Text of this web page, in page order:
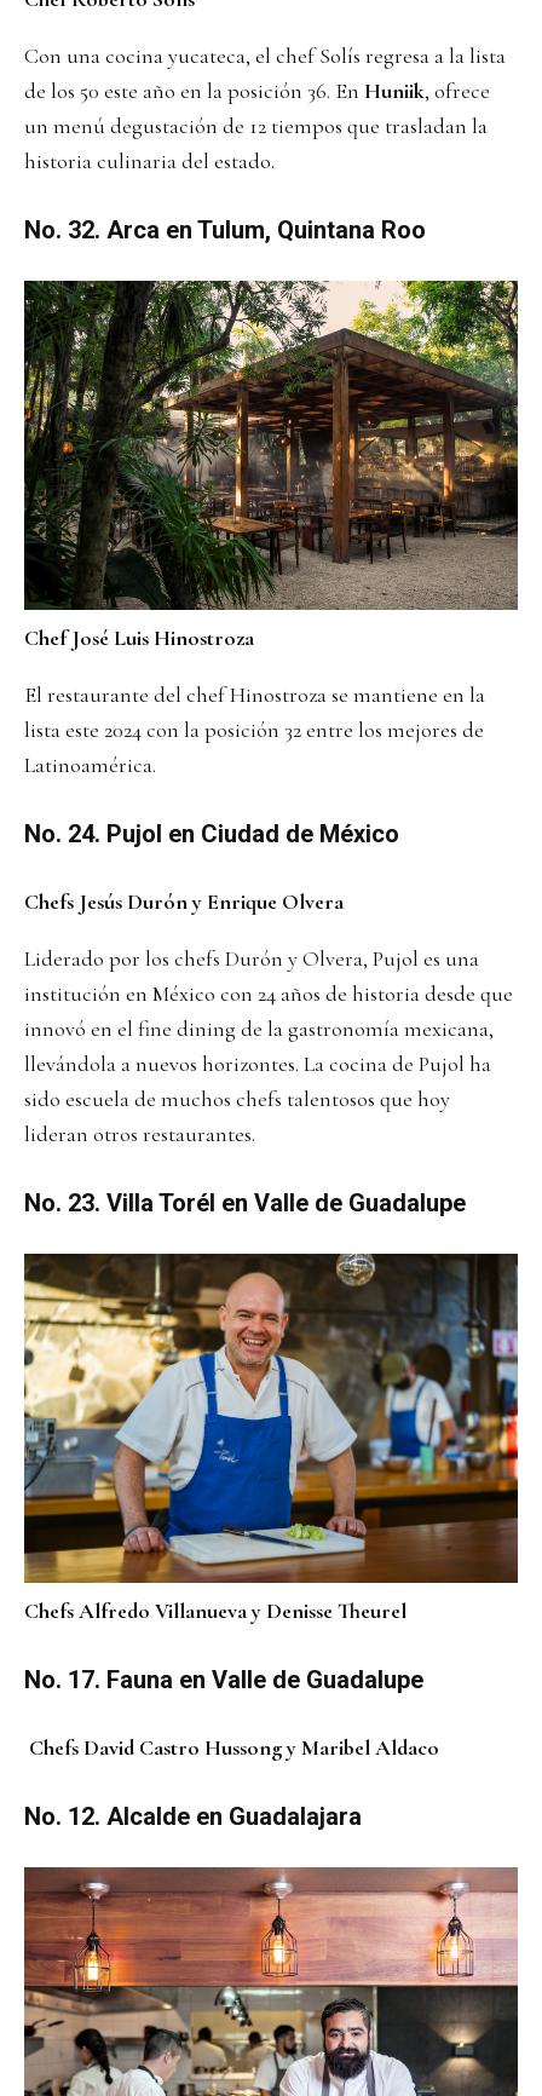
Con una cocina yucateca, el chef Solís regresa a la lista
de los 50 este año en la posición 36. En Huniik, ofrece
un menú degustación de 12 tiempos que trasladan la
historia culinaria del estado.
No. 32. Arca en Tulum, Quintana Roo
Chef José Luis Hinostroza
El restaurante del chef Hinostroza se mantiene en la
lista este 2024 con la posición 32 entre los mejores de
Latinoamérica.
No. 24. Pujol en Ciudad de México
Chefs Jesús Durón y Enrique Olvera
Liderado por los chefs Durón y Olvera, Pujol es una
institución en México con 24 años de historia desde que
innovó en el fine dining de la gastronomía mexicana,
llevándola a nuevos horizontes. La cocina de Pujol ha
sido escuela de muchos chefs talentosos que hoy
lideran otros restaurantes.
No. 23. Villa Torél en Valle de Guadalupe
Chefs Alfredo Villanueva y Denisse Theurel
No. 17. Fauna en Valle de Guadalupe
Chefs David Castro Hussong y Maribel Aldaco
No. 12. Alcalde en Guadalajara